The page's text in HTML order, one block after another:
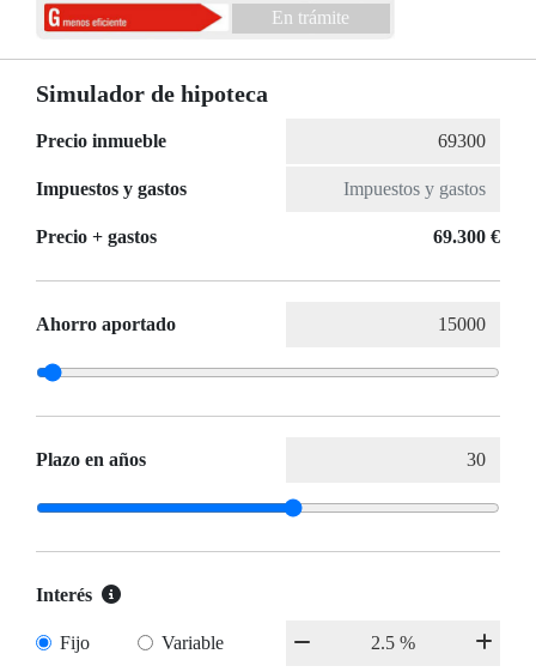
En trámite
Simulador de hipoteca
Precio inmueble
Impuestos y gastos
Precio + gastos 69.300 €
Ahorro aportado
Plazo en años
Interés
Fijo Variable